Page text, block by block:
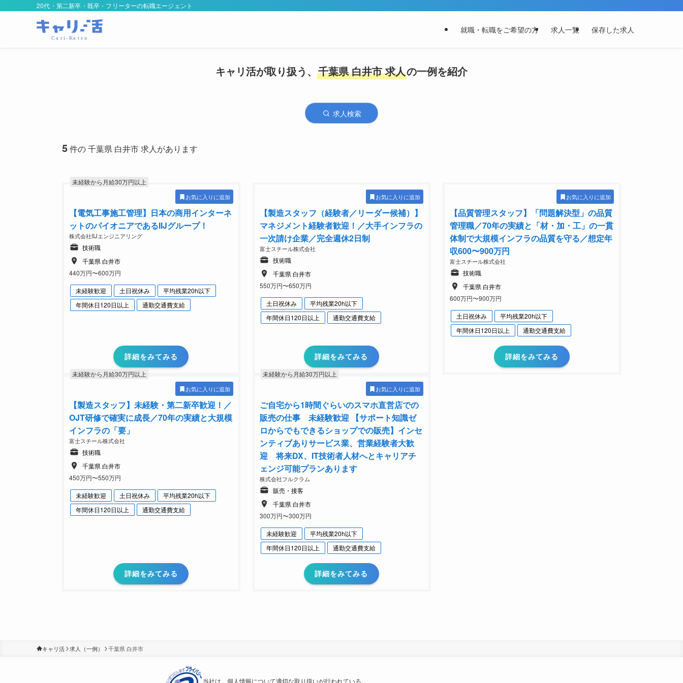
20代・第二新卒・既卒・フリーターの転職エージェント
就職・転職をご希望の方 求人一覧 保存した求人
キャリ活が取り扱う、 千葉県 白井市 求人の一例を紹介
求人検索
5件の 千葉県 白井市 求人があります
未経験から月給30万円以上
お気に入りに追加
【電気工事施工管理】日本の商用インターネ
ットのパイオニアであるIIJグループ！
株式会社IIJエンジニアリング
技術職
千葉県 白井市
440万円〜600万円
未経験歓迎 土日祝休み
平均残業20h以下
年間休日120日以上
通勤交通費支給
詳細をみてみる
お気に入りに追加
【製造スタッフ（経験者／リーダー候補）】
マネジメント経験者歓迎！／大手インフラの
一次請け企業／完全週休2日制
富士スチール株式会社
技術職
千葉県 白井市
550万円〜650万円
土日祝休み
平均残業20h以下
年間休日120日以上
通勤交通費支給
詳細をみてみる
お気に入りに追加
【品質管理スタッフ】「問題解決型」の品質
管理職／70年の実績と「材・加・工」の一貫
体制で大規模インフラの品質を守る／想定年
収600〜900万円
富士スチール株式会社
技術職
千葉県 白井市
600万円〜900万円
土日祝休み
平均残業20h以下
年間休日120日以上
通勤交通費支給
詳細をみてみる
未経験から月給30万円以上
お気に入りに追加
【製造スタッフ】未経験・第二新卒歓迎！／
OJT研修で確実に成長／70年の実績と大規模
インフラの「要」
富士スチール株式会社
技術職
千葉県 白井市
450万円〜550万円
未経験歓迎 土日祝休み
平均残業20h以下
年間休日120日以上
通勤交通費支給
詳細をみてみる
未経験から月給30万円以上
お気に入りに追加
ご自宅から1時間ぐらいのスマホ直営店での
販売の仕事 未経験歓迎 【サポート知識ゼ
ロからでもできるショップでの販売】インセ
ンティブありサービス業、営業経験者大歓
迎 将来DX、IT技術者人材へとキャリアチ
ェンジ可能プランあります
株式会社フルクラム
販売・接客
千葉県 白井市
300万円〜300万円
未経験歓迎
平均残業20h以下
年間休日120日以上
通勤交通費支給
詳細をみてみる
キャリ活 求人（一例） 千葉県 白井市
当社は、個人情報について適切な取り扱いが行われている